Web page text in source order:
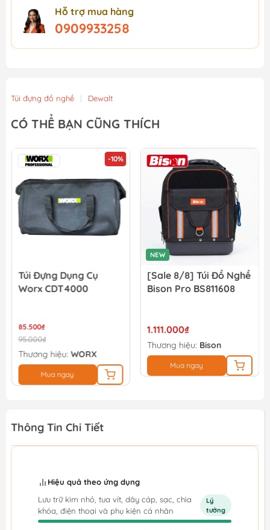
Hỗ trợ mua hàng
0909933258
Túi đựng đồ nghề | Dewalt
CÓ THỂ BẠN CŨNG THÍCH
[Sale 8/8] Túi Đồ Nghề
Bison Pro BS811608
1.111.000₫
Thương hiệu:
Mua ngay
NEW
[Sale 8/8] Túi Đồ Nghề
Mini Bison BS811577
463.000₫
Thương hiệu: Bison
Mua ngay
Thông Tin Chi Tiết
Hiệu quả theo ứng dụng
Lưu trữ kìm nhỏ, tua vít, dây cáp, sạc, chìa
khóa, điện thoại và phụ kiện cá nhân
Lý
tưởng